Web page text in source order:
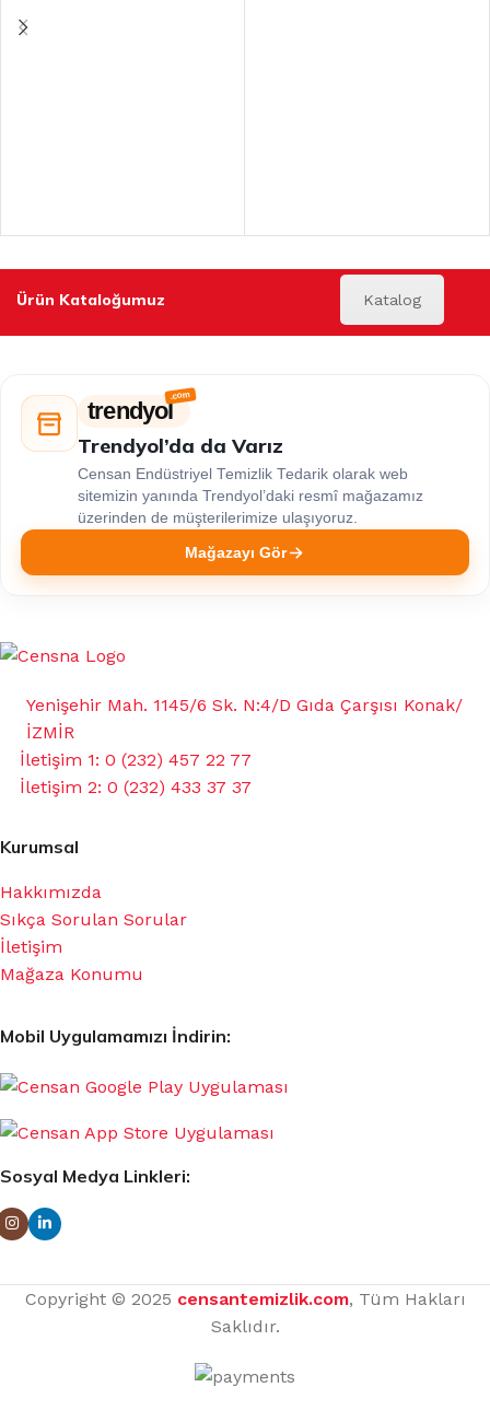
Ürün Kataloğumuz Katalog
trendyol
Trendyol’da da Varız
Censan Endüstriyel Temizlik Tedarik olarak web
sitemizin yanında Trendyol’daki resmî mağazamız
üzerinden de müşterilerimize ulaşıyoruz.
Mağazayı Gör
Yenişehir Mah. 1145/6 Sk. N:4/D Gıda Çarşısı Konak/
İZMİR
İletişim 1: 0 (232) 457 22 77
İletişim 2: 0 (232) 433 37 37
Kurumsal
Hakkımızda
Sıkça Sorulan Sorular
İletişim
Mağaza Konumu
Mobil Uygulamamızı İndirin:
Sosyal Medya Linkleri:
Copyright © 2025 censantemizlik.com, Tüm Hakları
Saklıdır.